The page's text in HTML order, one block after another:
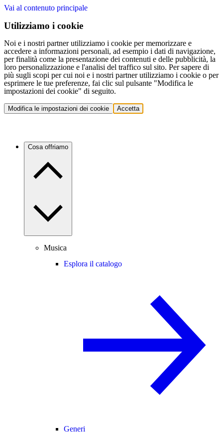
Vai al contenuto principale
Utilizziamo i cookie
Noi e i nostri partner utilizziamo i cookie per memorizzare e
accedere a informazioni personali, ad esempio i dati di navigazione,
per finalità come la presentazione dei contenuti e delle pubblicità, la
loro personalizzazione e l'analisi del traffico sul sito. Per sapere di
più sugli scopi per cui noi e i nostri partner utilizziamo i cookie o per
esprimere le tue preferenze, fai clic sul pulsante "Modifica le
impostazioni dei cookie" di seguito.
Modifica le impostazioni dei cookie Accetta
Cosa offriamo
Musica
Esplora il catalogo
Generi